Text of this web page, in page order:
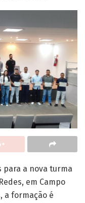
para a nova turma
em Campo
a formação é